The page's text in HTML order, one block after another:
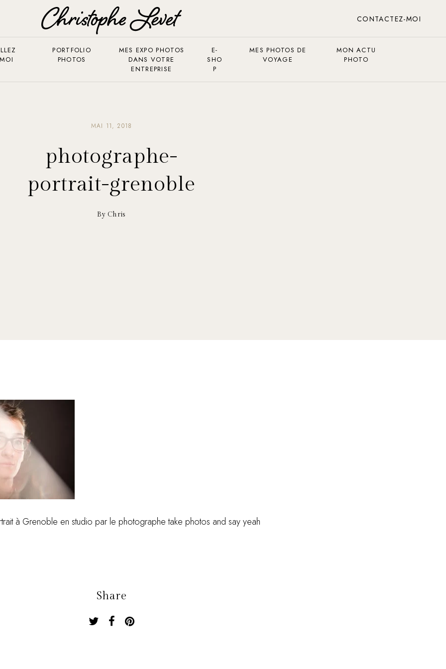
CONTACTEZ-MOI
PORTFOLIO
PHOTOS
MES EXPO PHOTOS
DANS VOTRE
ENTREPRISE
E-
SHO
P
MES PHOTOS DE
VOYAGE
MON ACTU
PHOTO
MAI 11, 2018
photographe-
portrait-grenoble
By Chris
à Grenoble en studio par le photographe take photos and say yeah
Share